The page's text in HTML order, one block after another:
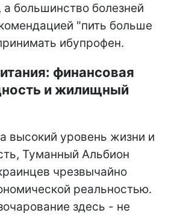
большинство болезней
"пить больше
ибупрофен.
финансовая
и жилищный
высокий уровень жизни и
Туманный Альбион
чрезвычайно
реальностью.
здесь - не